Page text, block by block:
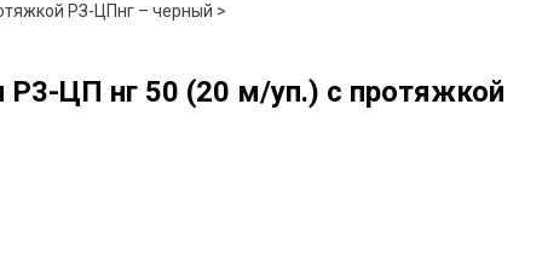
РЗ-ЦПнг – черный >
ЦП нг 50 (20 м/уп.) с протяжкой